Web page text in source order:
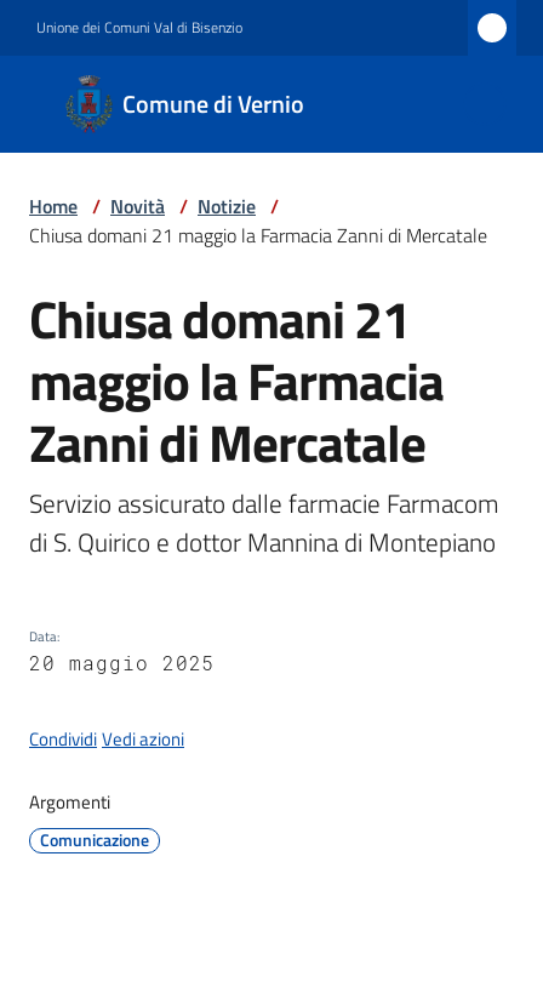
Unione dei Comuni Val di Bisenzio
Comune di Vernio
Comune
di
Vernio
Servizi
Documenti
Seguici
Home / Novità / Notizie /
Chiusa domani 21 maggio la Farmacia Zanni di Mercatale
Salta al contenuto
Chiusa domani 21
maggio la Farmacia
Zanni di Mercatale
Servizio assicurato dalle farmacie Farmacom
di S. Quirico e dottor Mannina di Montepiano
Data:
20 maggio 2025
CondividiVedi azioni
Argomenti
Comunicazione